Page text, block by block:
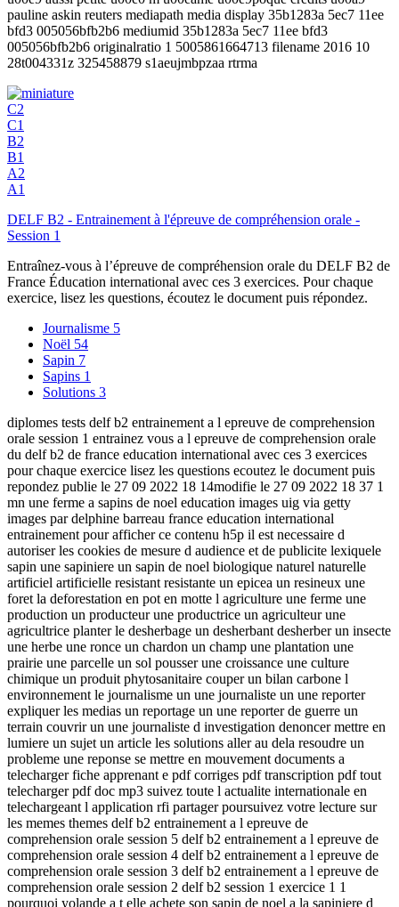
pauline askin reuters mediapath media display 35b1283a 5ec7 11ee
bfd3 005056bfb2b6 mediumid 35b1283a 5ec7 11ee bfd3
005056bfb2b6 originalratio 1 5005861664713 filename 2016 10
28t004331z 325458879 s1aeujmbpzaa rtrma
C2
C1
B2
B1
A2
A1
DELF B2 - Entrainement à l'épreuve de compréhension orale -
Session 1
Entraînez-vous à l’épreuve de compréhension orale du DELF B2 de
France Éducation international avec ces 3 exercices. Pour chaque
exercice, lisez les questions, écoutez le document puis répondez.
Journalisme 5
Noël 54
Sapin 7
Sapins 1
Solutions 3
diplomes tests delf b2 entrainement a l epreuve de comprehension
orale session 1 entrainez vous a l epreuve de comprehension orale
du delf b2 de france education international avec ces 3 exercices
pour chaque exercice lisez les questions ecoutez le document puis
repondez publie le 27 09 2022 18 14modifie le 27 09 2022 18 37 1
mn une ferme a sapins de noel education images uig via getty
images par delphine barreau france education international
entrainement pour afficher ce contenu h5p il est necessaire d
autoriser les cookies de mesure d audience et de publicite lexiquele
sapin une sapiniere un sapin de noel biologique naturel naturelle
artificiel artificielle resistant resistante un epicea un resineux une
foret la deforestation en pot en motte l agriculture une ferme une
production un producteur une productrice un agriculteur une
agricultrice planter le desherbage un desherbant desherber un insecte
une herbe une ronce un chardon un champ une plantation une
prairie une parcelle un sol pousser une croissance une culture
chimique un produit phytosanitaire couper un bilan carbone l
environnement le journalisme un une journaliste un une reporter
expliquer les medias un reportage un une reporter de guerre un
terrain couvrir un une journaliste d investigation denoncer mettre en
lumiere un sujet un article les solutions aller au dela resoudre un
probleme une reponse se mettre en mouvement documents a
telecharger fiche apprenant e pdf corriges pdf transcription pdf tout
telecharger pdf doc mp3 suivez toute l actualite internationale en
telechargeant l application rfi partager poursuivez votre lecture sur
les memes themes delf b2 entrainement a l epreuve de
comprehension orale session 5 delf b2 entrainement a l epreuve de
comprehension orale session 4 delf b2 entrainement a l epreuve de
comprehension orale session 3 delf b2 entrainement a l epreuve de
comprehension orale session 2 delf b2 session 1 exercice 1 1
pourquoi yolande a t elle achete son sapin de noel a la sapiniere d